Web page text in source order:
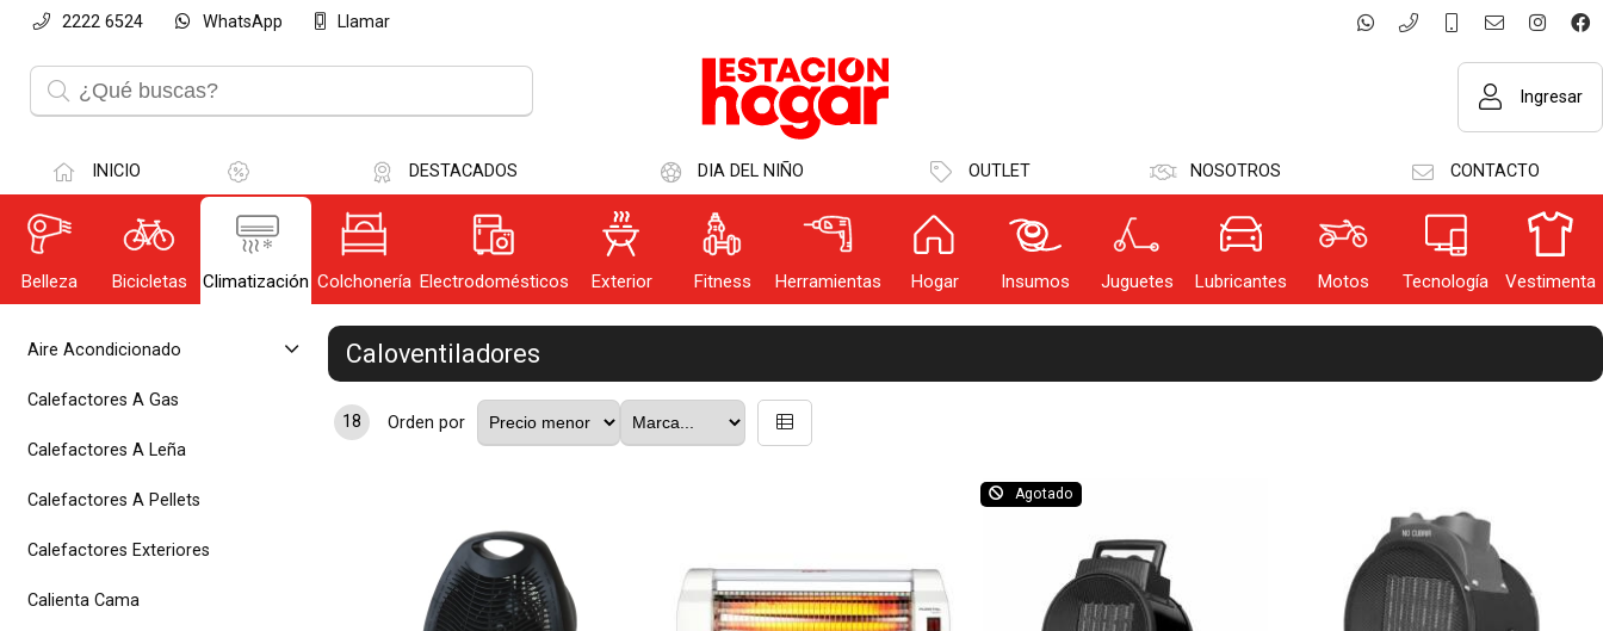
2222 6524 WhatsApp Llamar
Usuario
Recordar datos
INGRESAR
Olvidé mi clave Registro
Ingresar
INICIO DESTACADOS DIA DEL NIÑO OUTLET NOSOTROS CONTACTO
Belleza Bicicletas Climatización Colchonería Electrodomésticos Exterior Fitness Herramientas Hogar Insumos Juguetes Lubricantes Motos Tecnología Vestimenta
Aire Acondicionado
Calefactores A Gas
Calefactores A Leña
Calefactores A Pellets
Calefactores Exteriores
Calienta Cama
Caloventiladores
18 Orden por
Agotado